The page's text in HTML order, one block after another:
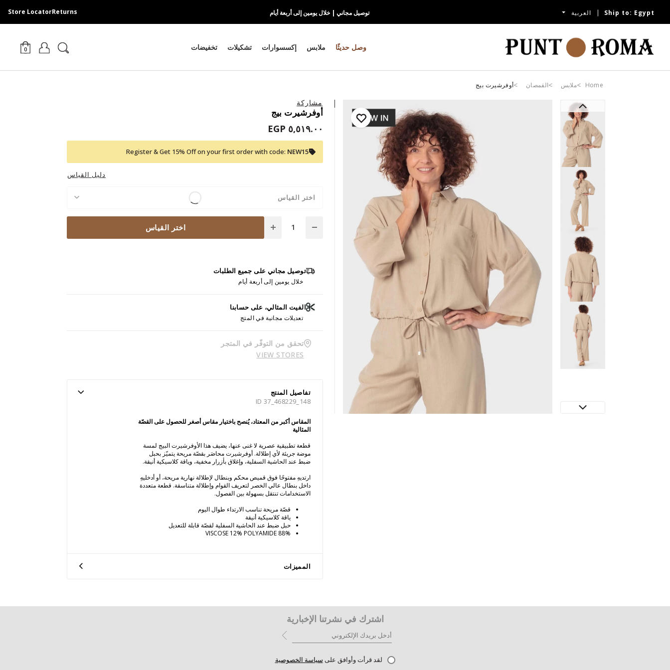
Ship to: Egypt العربية توصيل مجاني | خلال يومين إلى أربعة أيام Returns
Store Locator
وصل حديثًا ملابس إكسسوارات تشكيلات تخفيضات 0
Home ملابس القمصان أوفرشيرت بيج
مشاركة
أوفرشيرت بيج
٥,٥١٩.٠٠ EGP
Register & Get 15% Off on your first order with code: NEW15
دليل القياس
اختر القياس
اختر القياس
توصيل مجاني على جميع الطلبات
خلال يومين إلى أربعة أيام
الفيت المثالي، على حسابنا
تعديلات مجانية في المتج
تحقق من التوفّر في المتجر
VIEW STORES
تفاصيل المنتج
ID 37_468229_148
المقاس أكبر من المعتاد، يُنصح باختيار مقاس أصغر للحصول على القصّة
المثالية
قطعة تطبيقية عصرية لا غنى عنها، يضيف هذا الأوفرشيرت البيج لمسة
موضة جريئة لأي إطلالة. أوفرشيرت محاصَر بقصّة مريحة يتميّز بحبل
ضبط عند الحاشية السفلية، وإغلاق بأزرار مخفية، وياقة كلاسيكية أنيقة.
ارتديهِ مفتوحًا فوق قميص محكم وبنطال لإطلالة نهارية مريحة، أو أدخليهِ
داخل بنطال عالي الخصر لتعريف القوام وإطلالة متناسقة. قطعة متعددة
الاستخدامات تنتقل بسهولة بين الفصول.
قصّة مريحة تناسب الارتداء طوال اليوم
ياقة كلاسيكية أنيقة
حبل ضبط عند الحاشية السفلية لقصّة قابلة للتعديل
88% VISCOSE 12% POLYAMIDE
المميزات
اشترك في نشرتنا الإخبارية
لقد قرأت وأوافق على سياسة الخصوصية